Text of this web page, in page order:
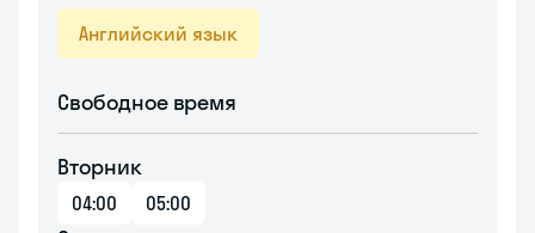
Английский язык
Свободное время
Вторник
04:00 05:00